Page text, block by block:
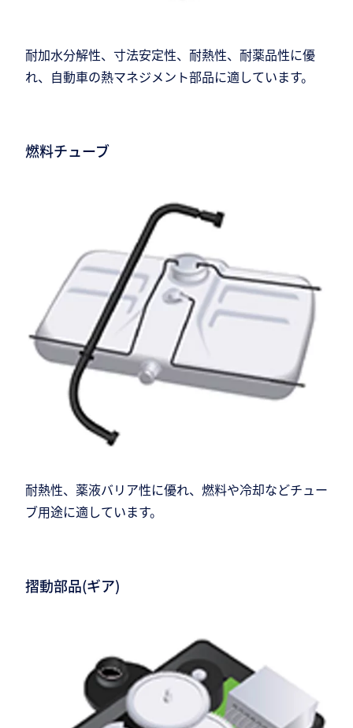
耐加水分解性、寸法安定性、耐熱性、耐薬品性に優
れ、自動車の熱マネジメント部品に適しています。
燃料チューブ
耐熱性、薬液バリア性に優れ、燃料や冷却などチュー
ブ用途に適しています。
摺動部品(ギア)